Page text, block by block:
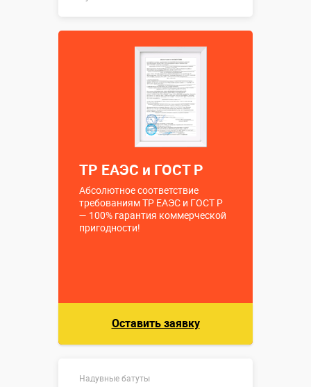
↕2 м.
Больше деталей →
Купить в 1 клик
ТР ЕАЭС и ГОСТ Р
Абсолютное соответствие
требованиям ТР ЕАЭС и ГОСТ Р
— 100% гарантия коммерческой
пригодности!
Оставить заявку
Надувные батуты